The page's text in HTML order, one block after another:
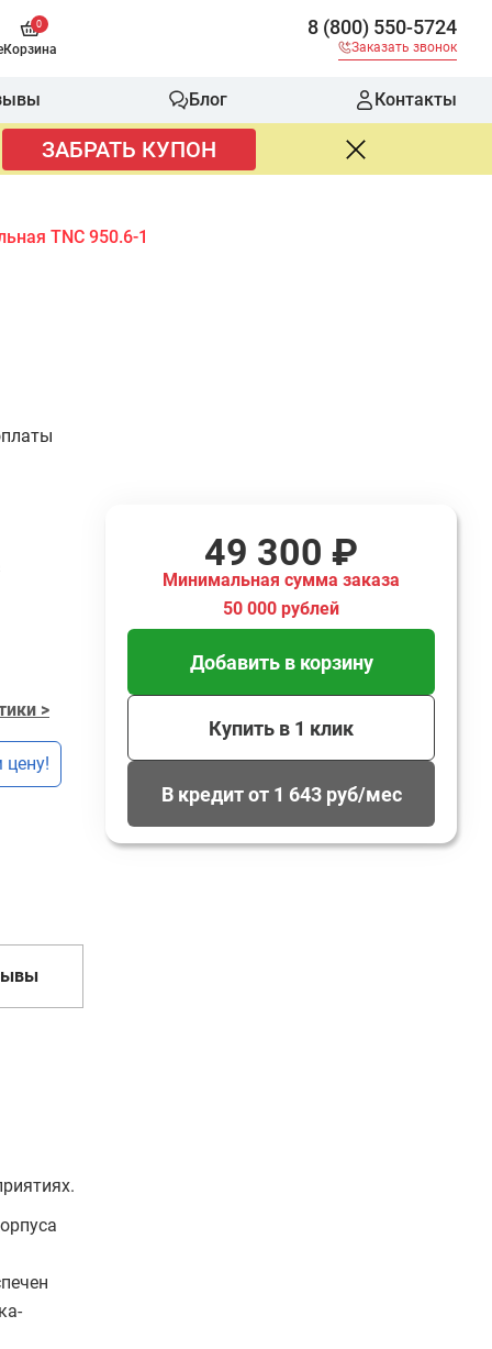
0
Корзина
8 (800) 550-5724
Заказать звонок
Блог Контакты
ЗАБРАТЬ КУПОН
TNC 950.6-1
>
49 300 ₽
Минимальная сумма заказа
50 000 рублей
Добавить в корзину
Купить в 1 клик
В кредит от 1 643 руб/мес